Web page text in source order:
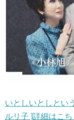
いとしいとしとい
ルリ子 ]詳細はこ